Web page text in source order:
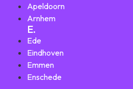
Apeldoorn
Arnhem
E.
Ede
Eindhoven
Emmen
Enschede